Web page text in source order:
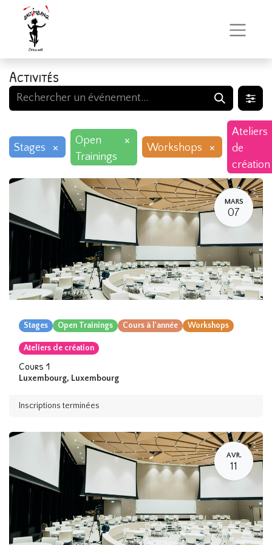
Activités
Stages ×
Open
Trainings
×
Workshops ×
Ateliers
de
création
MARS
07
Stages Open Trainings Cours à l'année Workshops
Ateliers de création
Cours 1
Luxembourg, Luxembourg
Inscriptions terminées
AVR.
11